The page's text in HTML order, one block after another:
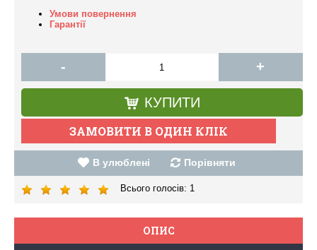
Умови повернення
Гарантії
- +
КУПИТИ
В улюблені Порівняти
Всього голосів: 1
ОПИС